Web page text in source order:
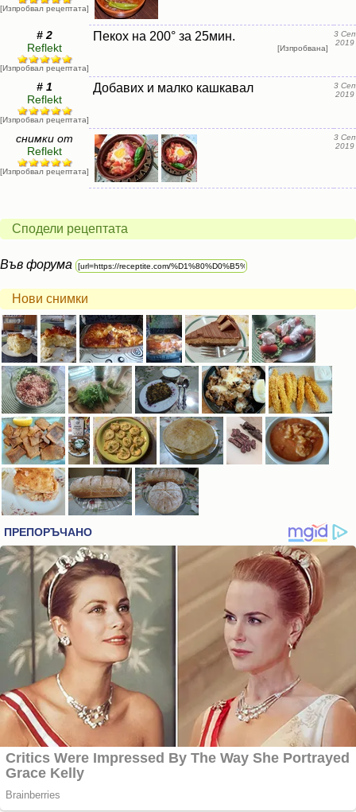
[Изпробвал рецептата]
# 2
Reflekt
[Изпробвал рецептата]
Пекох на 200° за 25мин.
[Изпробвана]
3 Сеп
2019
# 1
Reflekt
[Изпробвал рецептата]
Добавих и малко кашкавал
3 Сеп
2019
снимки от
Reflekt
[Изпробвал рецептата]
3 Сеп
2019
Сподели рецептата
Във форума
Нови снимки